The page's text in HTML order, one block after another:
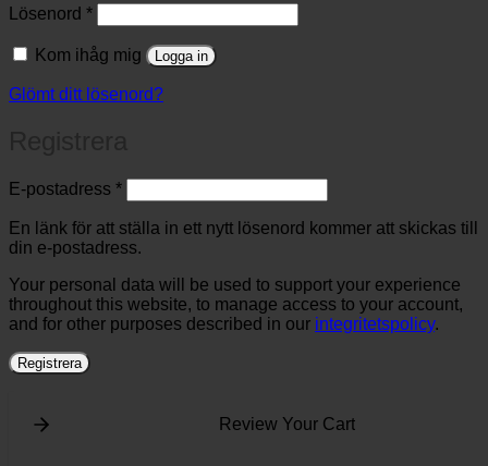
Lösenord *Obligatoriskt
Kom ihåg mig Logga in
Glömt ditt lösenord?
E-postadress *Obligatoriskt
En länk för att ställa in ett nytt lösenord kommer att skickas till
din e-postadress.
Your personal data will be used to support your experience
throughout this website, to manage access to your account,
and for other purposes described in our integritetspolicy.
Registrera
Review Your Cart